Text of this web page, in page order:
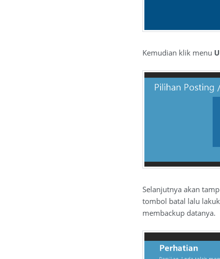
Kemudian klik menu
Selanjutnya akan
tombol batal lalu
membackup datanya.